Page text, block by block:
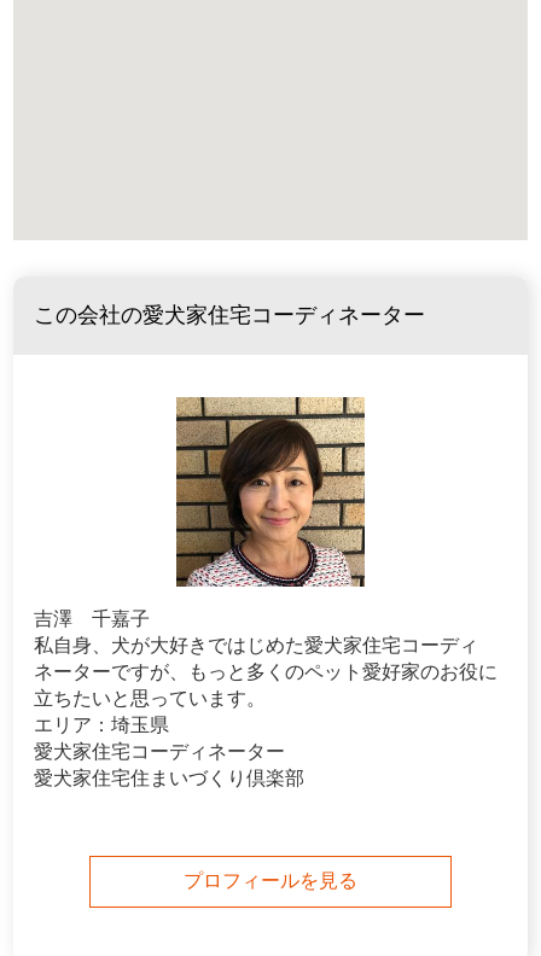
この会社の愛犬家住宅コーディネーター
吉澤 千嘉子
私自身、犬が大好きではじめた愛犬家住宅コーディ
ネーターですが、もっと多くのペット愛好家のお役に
立ちたいと思っています。
エリア：埼玉県
愛犬家住宅コーディネーター
愛犬家住宅住まいづくり倶楽部
プロフィールを見る